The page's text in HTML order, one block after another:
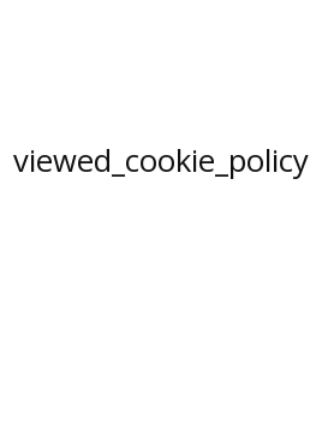
viewed_cookie_policy